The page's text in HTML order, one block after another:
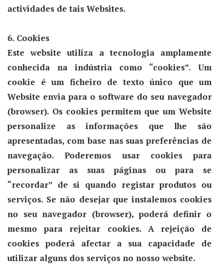
actividades de tais Websites.
6. Cookies
Este website utiliza a tecnologia amplamente
conhecida na indústria como “cookies”. Um
cookie é um ficheiro de texto único que um
Website envia para o software do seu navegador
(browser). Os cookies permitem que um Website
personalize as informações que lhe são
apresentadas, com base nas suas preferências de
navegação. Poderemos usar cookies para
personalizar as suas páginas ou para se
“recordar” de si quando registar produtos ou
serviços. Se não desejar que instalemos cookies
no seu navegador (browser), poderá definir o
mesmo para rejeitar cookies. A rejeição de
cookies poderá afectar a sua capacidade de
utilizar alguns dos serviços no nosso website.